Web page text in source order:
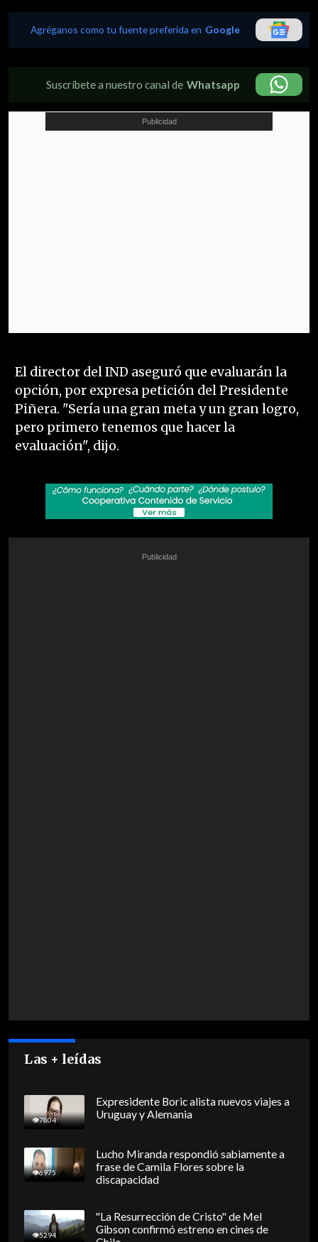
Agréganos como tu fuente preferida en Google
Suscríbete a nuestro canal de Whatsapp
El director del IND aseguró que evaluarán la
opción, por expresa petición del Presidente
Piñera. "Sería una gran meta y un gran logro,
pero primero tenemos que hacer la
evaluación", dijo.
Las + leídas
7804
Expresidente Boric alista nuevos viajes a
Uruguay y Alemania
6975
Lucho Miranda respondió sabiamente a
frase de Camila Flores sobre la
discapacidad
5294
"La Resurrección de Cristo" de Mel
Gibson confirmó estreno en cines de